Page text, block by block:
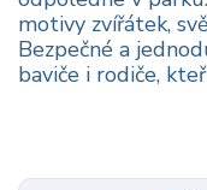
motivy zvířátek,
Bezpečné a
baviče i rodiče,